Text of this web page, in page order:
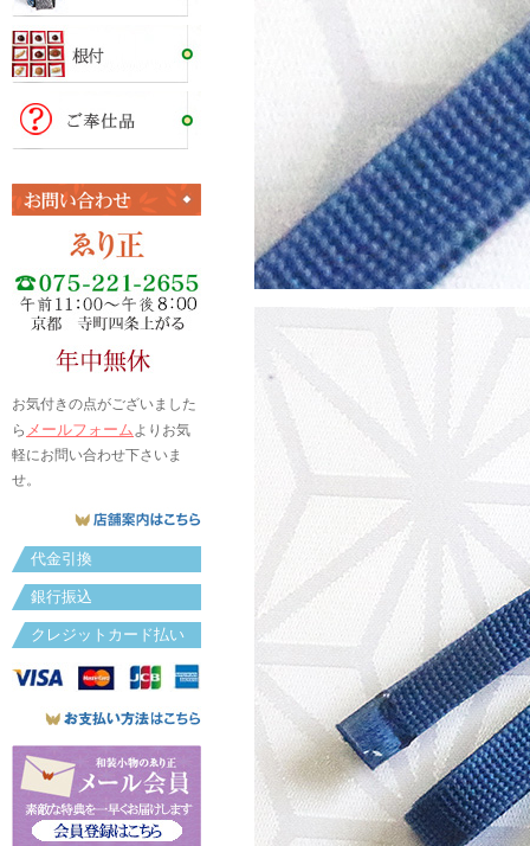
お気付きの点がございました
ら メールフォームよりお気
軽にお問い合わせ下さいま
せ。
代金引換
銀行振込
クレジットカード払い